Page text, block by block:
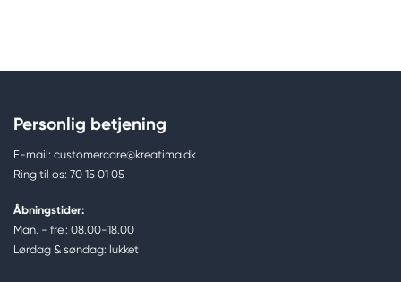
Personlig betjening
E-mail: customercare@kreatima.dk
Ring til os: 70 15 01 05
Åbningstider:
Man. - fre.: 08.00-18.00
Lørdag & søndag: lukket